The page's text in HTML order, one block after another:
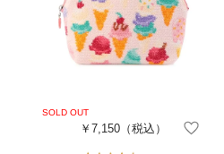
￥7,150（税込）